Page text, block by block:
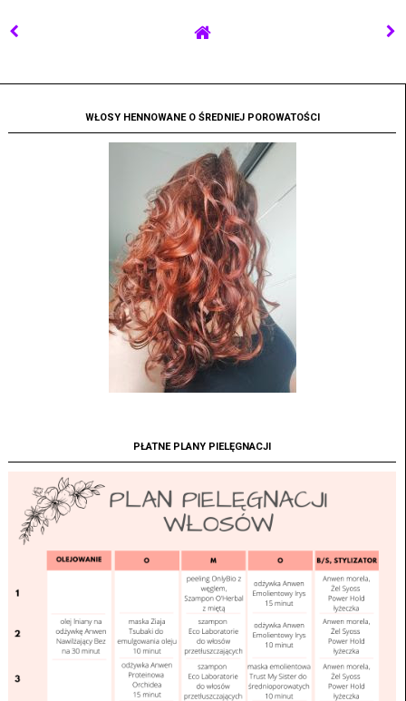
WŁOSY HENNOWANE O ŚREDNIEJ POROWATOŚCI
PŁATNE PLANY PIELĘGNACJI